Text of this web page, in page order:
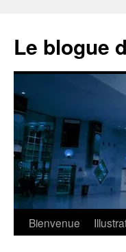
contenu
Le blogue
Bienvenue